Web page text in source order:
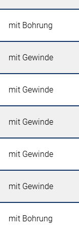
mit Bohrung
mit Gewinde
mit Gewinde
mit Gewinde
mit Gewinde
mit Gewinde
mit Bohrung